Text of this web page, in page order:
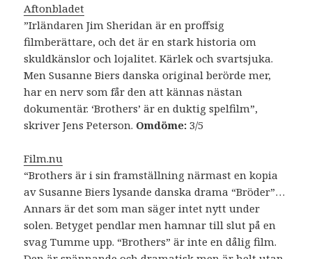
Aftonbladet
”Irländaren Jim Sheridan är en proffsig
filmberättare, och det är en stark historia om
skuldkänslor och lojalitet. Kärlek och svartsjuka.
Men Susanne Biers danska original berörde mer,
har en nerv som får den att kännas nästan
dokumentär. ‘Brothers’ är en duktig spelfilm”,
skriver Jens Peterson. Omdöme: 3/5
Film.nu
“Brothers är i sin framställning närmast en kopia
av Susanne Biers lysande danska drama “Bröder”…
Annars är det som man säger intet nytt under
solen. Betyget pendlar men hamnar till slut på en
svag Tumme upp. “Brothers” är inte en dålig film.